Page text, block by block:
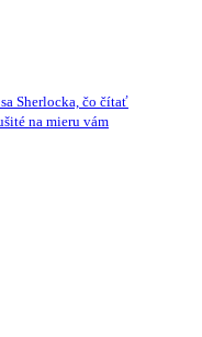
Sherlocka, čo čítať
na mieru vám